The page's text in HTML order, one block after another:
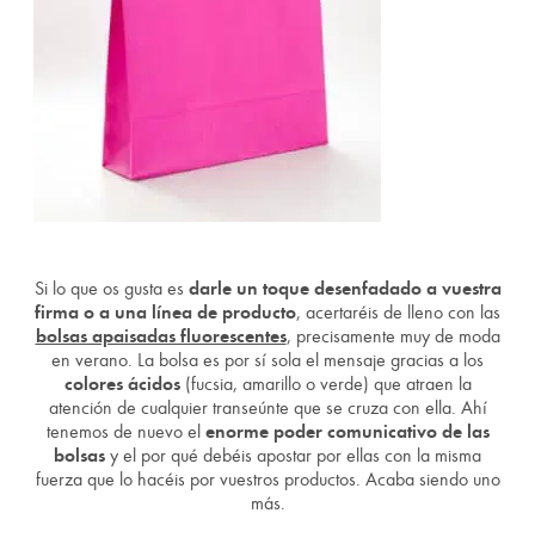
Si lo que os gusta es darle un toque desenfadado a vuestra
firma o a una línea de producto, acertaréis de lleno con las
bolsas apaisadas fluorescentes, precisamente muy de moda
en verano. La bolsa es por sí sola el mensaje gracias a los
colores ácidos(fucsia, amarillo o verde) que atraen la
atención de cualquier transeúnte que se cruza con ella. Ahí
tenemos de nuevo elenorme poder comunicativo de las
bolsasy el por qué debéis apostar por ellas con la misma
fuerza que lo hacéis por vuestros productos. Acaba siendo uno
más.